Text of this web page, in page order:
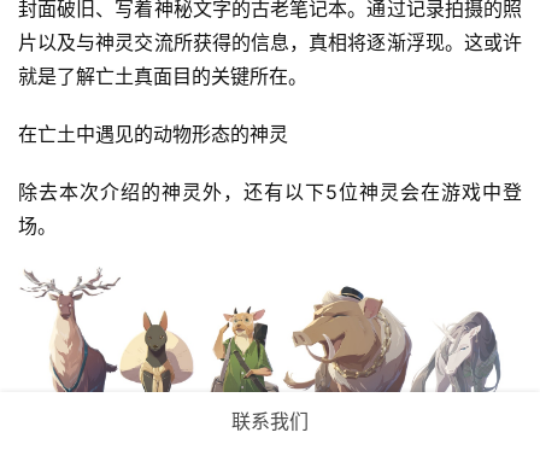
封面破旧、写着神秘文字的古老笔记本。通过记录拍摄的照
片以及与神灵交流所获得的信息，真相将逐渐浮现。这或许
就是了解亡土真面目的关键所在。
在亡土中遇见的动物形态的神灵
除去本次介绍的神灵外，还有以下5位神灵会在游戏中登
场。
联系我们